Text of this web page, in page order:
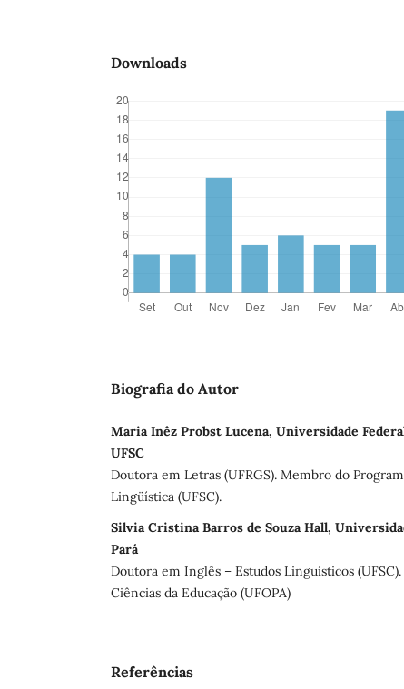
Downloads
Biografia do Autor
Maria Inêz Probst Lucena, Universidade
UFSC
Doutora em Letras (UFRGS). Membro do
Lingüística (UFSC).
Silvia Cristina Barros de Souza Hall,
Pará
Doutora em Inglês – Estudos Linguísticos
Ciências da Educação (UFOPA)
Referências